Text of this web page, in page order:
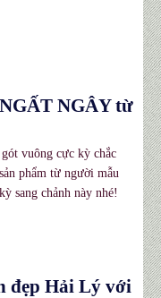
NGÂY từ
vuông cực kỳ chắc
phẩm từ người mẫu
sang chảnh này nhé!
đẹp Hải Lý với